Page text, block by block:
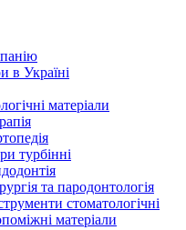
в Україні
матеріали
турбінні
та пародонтологія
стоматологічні
матеріали